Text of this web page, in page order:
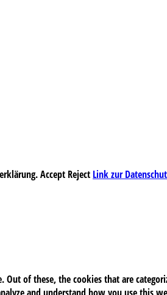
Accept Reject Link zur
of these, the cookies that are